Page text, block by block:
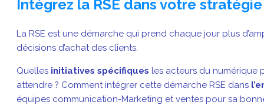
Intégrez la RSE dans votre
La RSE est une démarche qui prend chaque jour plus
décisions d’achat des clients.
Quelles initiatives spécifiques les acteurs du
attendre ? Comment intégrer cette démarche RSE dans
équipes communication-Marketing et ventes pour sa